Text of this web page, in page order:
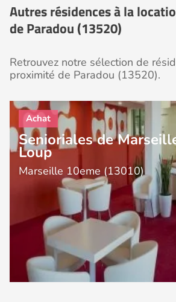
Autres résidences à la
de Paradou (13520)
Retrouvez notre sélection de
proximité de Paradou (13520).
Senioriales de
Loup
Marseille 10eme (13010)